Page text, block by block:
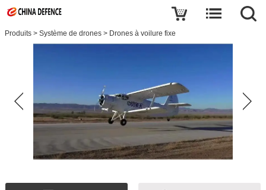
Produits > Système de drones > Drones à voilure fixe